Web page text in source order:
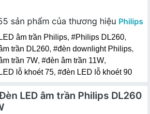
sản phẩm của thương hiệu Philips
âm trần Philips, #Philips DL260,
trần DL260, #đèn downlight Philips,
trần 7W, #đèn âm trần 11W,
lỗ khoét 75, #đèn LED lỗ khoét 90
LED âm trần Philips DL260